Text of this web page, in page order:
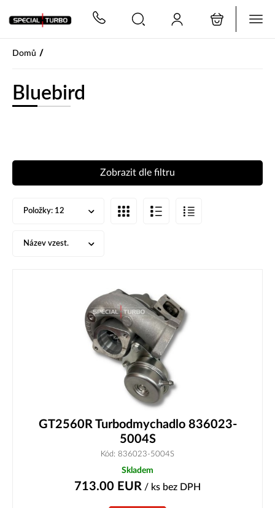
Domů /
Bluebird
Zobrazit dle filtru
Položky: 12
Název vzest.
GT2560R Turbodmychadlo 836023-
5004S
Kód: 836023-5004S
Skladem
713.00 EUR / ks bez DPH